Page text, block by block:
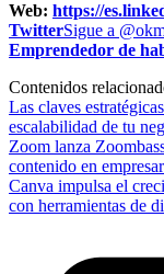
Web: https://
TwitterSigue a
Emprendedor de
Contenidos
Las claves
escalabilidad de tu
Zoom lanza
contenido en
Canva impulsa el
con herramientas de